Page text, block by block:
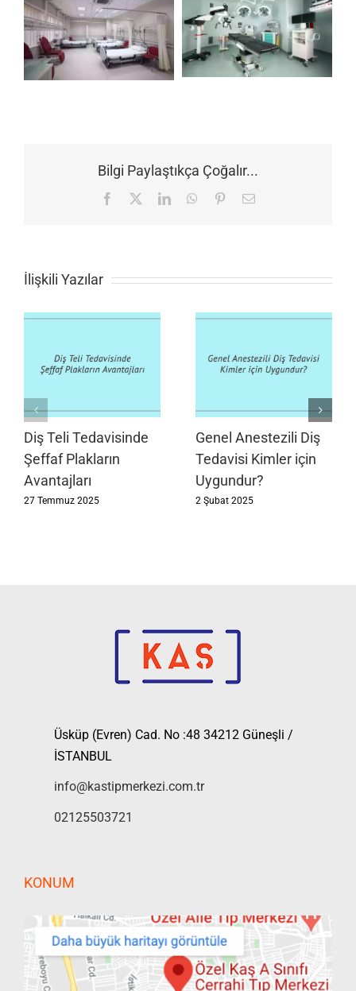
Bilgi Paylaştıkça Çoğalır...
Facebook LinkedInWhatsApp
Pinterest
E-
İlişkili Yazılar
Diş Teli Tedavisinde
Şeffaf Plakların
Avantajları
27 Temmuz 2025
Genel Anestezili Diş
Tedavisi Kimler için
Uygundur?
2 Şubat 2025
Üsküp (Evren) Cad. No :48 34212 Güneşli /
İSTANBUL
info@kastipmerkezi.com.tr
02125503721
KONUM